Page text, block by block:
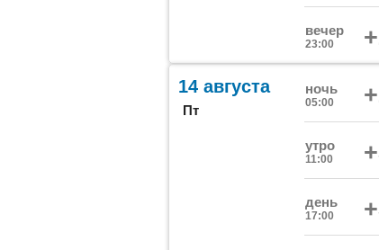
вечер
23:00
14 августа
Пт
ночь
05:00
утро
11:00
день
17:00